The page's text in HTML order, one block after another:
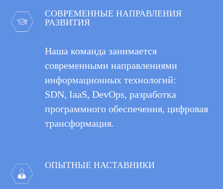
СОВРЕМЕННЫЕ НАПРАВЛЕНИЯ
РАЗВИТИЯ
Наша команда занимается
современными направлениями
информационных технологий:
SDN, IaaS, DevOps, разработка
программного обеспечения, цифровая
трансформация.
ОПЫТНЫЕ НАСТАВНИКИ